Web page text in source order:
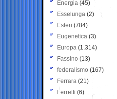
Energia (45)
Esselunga (2)
Esteri (784)
Eugenetica (3)
Europa (1.314)
Fassino (13)
federalismo (167)
Ferrara (21)
Ferretti (6)